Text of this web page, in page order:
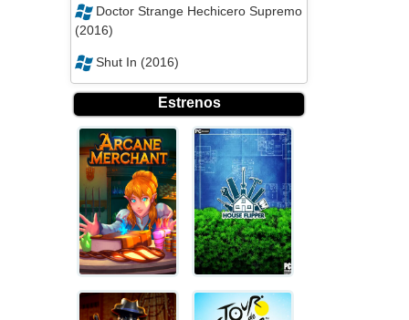
Doctor Strange Hechicero Supremo
(2016)
Shut In (2016)
Estrenos